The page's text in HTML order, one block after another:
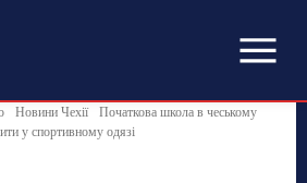
Новини Чехії
Початкова школа в чеському
у спортивному одязі